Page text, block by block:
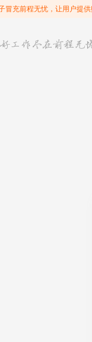
冒充前程无忧，让用户提